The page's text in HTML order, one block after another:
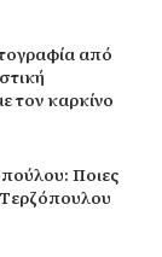
από
τον καρκίνο
Ποιες
Τερζόπουλου